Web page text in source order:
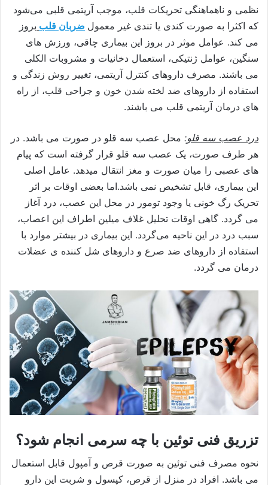
نظمی و ناهماهنگی تحریکات قلب، موجب آریتمی قلبی می‌شود
که اکثرا به صورت کندی یا تندی غیر معمول ضربان قلب بروز
می کند. عوامل موثر در بروز این بیماری چاقی، ورزش های
سنگین، عوامل ژنتیکی، استعمال دخانیات و مشروبات الکلی
می باشند. مصرف داروهای کنترل آریتمی، تغییر روش زندگی و
استفاده از داروهای ضد لخته شدن خون و جراحی قلب، از راه
های درمان آریتمی قلب می باشند.
درد عصب سه قلو: محل عصب سه قلو در صورت می باشد. در
هر طرف صورت، یک عصب سه قلو قرار گرفته است که پیام
های عصبی را میان صورت و مغز انتقال میدهد. عامل اصلی
این بیماری، قابل تشخیص نمی باشد.اما بعضی اوقات بر اثر
تحریک رگ خونی یا وجود تومور در محل این عصب، درد آغاز
می گردد. گاهی اوقات تحلیل غلاف میلین اطراف این اعصاب،
سبب درد در این ناحیه می‌گردد. این بیماری در بیشتر موارد با
استفاده از داروهای ضد صرع و داروهای شل کننده ی عضلات
درمان می گردد.
تزریق فنی توئین با چه سرمی انجام شود؟
نحوه مصرف فنی توئین به صورت قرص و آمپول قابل استعمال
می باشد. افراد در منزل از قرص، کپسول و شربت این دارو